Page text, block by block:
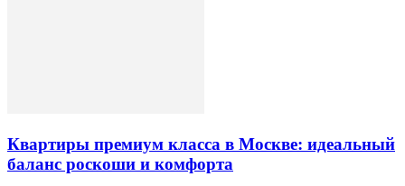
Квартиры премиум класса в Москве: идеальный
баланс роскоши и комфорта